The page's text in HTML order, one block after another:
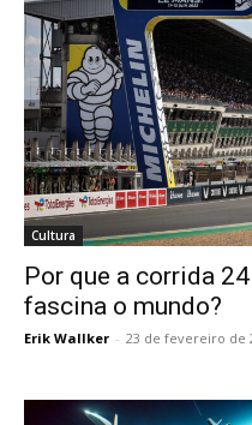
Cultura
Por que a corrida
fascina o mundo?
Erik Wallker - 23 de fevereiro de